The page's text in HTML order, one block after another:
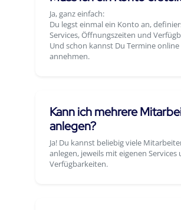
Ja, ganz einfach:
Du legst einmal ein Konto an,
Services, Öffnungszeiten und
Und schon kannst Du Termine online
annehmen.
Kann ich mehrere
anlegen?
Ja! Du kannst beliebig viele
anlegen, jeweils mit eigenen Services
Verfügbarkeiten.